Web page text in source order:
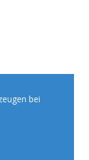
bei